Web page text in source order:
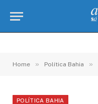
Home » Política Bahia »
POLÍTICA BAHIA